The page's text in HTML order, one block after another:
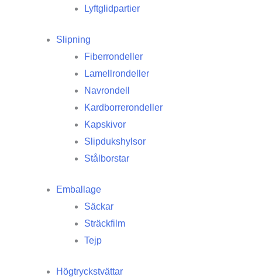
Lyftglidpartier
Slipning
Fiberrondeller
Lamellrondeller
Navrondell
Kardborrerondeller
Kapskivor
Slipdukshylsor
Stålborstar
Emballage
Säckar
Sträckfilm
Tejp
Högtryckstvättar